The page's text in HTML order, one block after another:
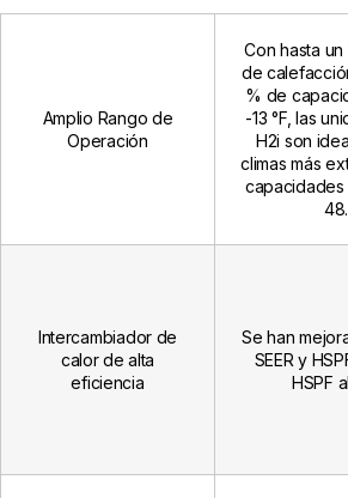
Amplio Rango de
Operación
Con hasta
de
% de
-13 °F, las
H2i son
climas más
Intercambiador de
calor de alta
eficiencia
Se han
SEER y
HSPF